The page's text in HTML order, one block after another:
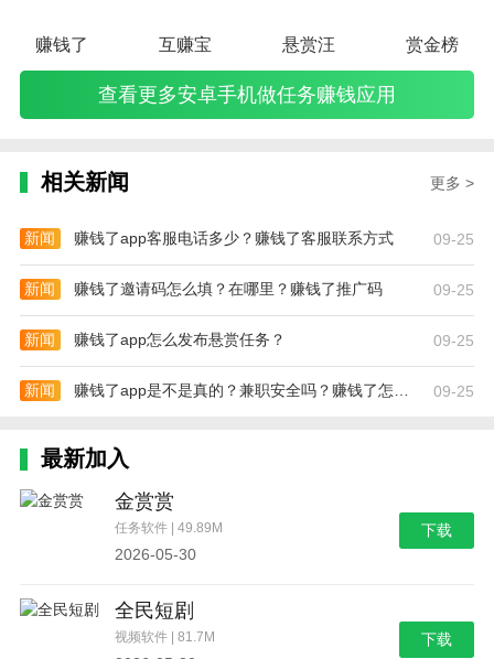
赚钱了 互赚宝 悬赏汪 赏金榜
查看更多安卓手机做任务赚钱应用
相关新闻 更多 >
新闻 赚钱了app客服电话多少？赚钱了客服联系方式 09-25
新闻 赚钱了邀请码怎么填？在哪里？赚钱了推广码 09-25
新闻 赚钱了app怎么发布悬赏任务？ 09-25
新闻 09-25
最新加入
金赏赏
任务软件 | 49.89M
2026-05-30
下载
全民短剧
视频软件 | 81.7M 下载